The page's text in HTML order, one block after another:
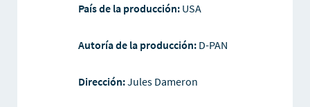
País de la producción: USA
Autoría de la producción: D-PAN
Dirección:Jules Dameron